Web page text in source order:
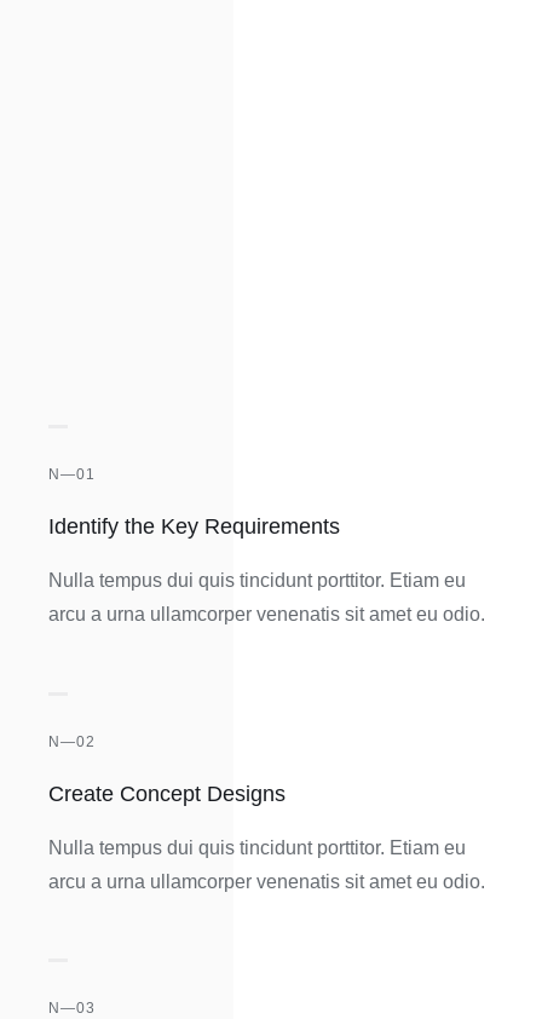
N—01
Identify the Key Requirements
Nulla tempus dui quis tincidunt porttitor. Etiam eu
arcu a urna ullamcorper venenatis sit amet eu odio.
N—02
Create Concept Designs
Nulla tempus dui quis tincidunt porttitor. Etiam eu
arcu a urna ullamcorper venenatis sit amet eu odio.
N—03